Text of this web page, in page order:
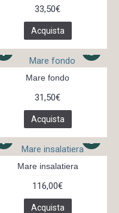
33,50€
Acquista
Mare fondo
31,50€
Acquista
Mare insalatiera
116,00€
Acquista